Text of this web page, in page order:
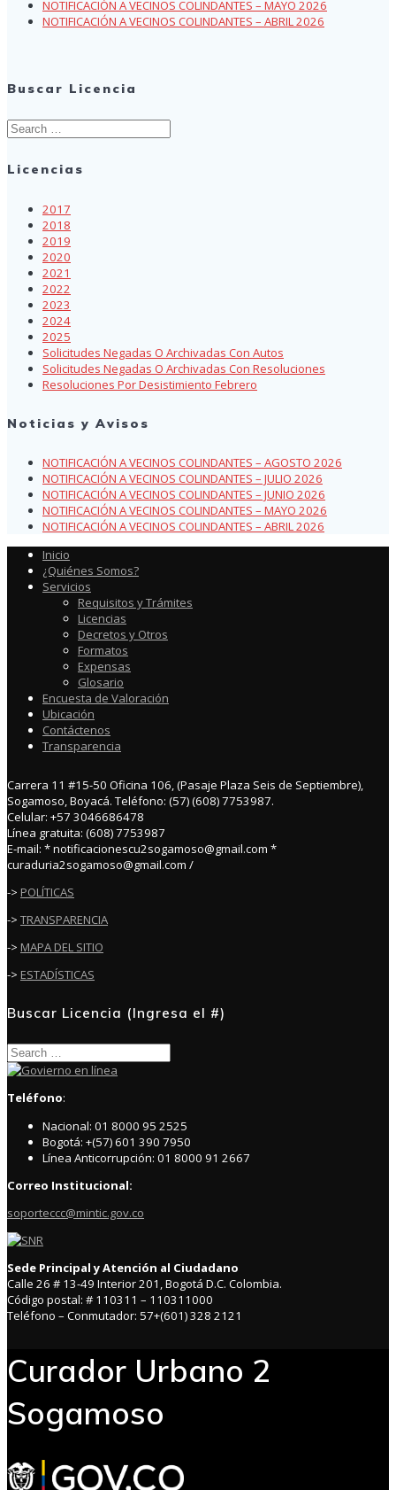
NOTIFICACIÓN A VECINOS COLINDANTES – MAYO 2026
NOTIFICACIÓN A VECINOS COLINDANTES – ABRIL 2026
Buscar Licencia
Search
for:
Licencias
2017
2018
2019
2020
2021
2022
2023
2024
2025
Solicitudes Negadas O Archivadas Con Autos
Solicitudes Negadas O Archivadas Con Resoluciones
Resoluciones Por Desistimiento Febrero
Noticias y Avisos
NOTIFICACIÓN A VECINOS COLINDANTES – AGOSTO 2026
NOTIFICACIÓN A VECINOS COLINDANTES – JULIO 2026
NOTIFICACIÓN A VECINOS COLINDANTES – JUNIO 2026
NOTIFICACIÓN A VECINOS COLINDANTES – MAYO 2026
NOTIFICACIÓN A VECINOS COLINDANTES – ABRIL 2026
Inicio
¿Quiénes Somos?
Servicios
Requisitos y Trámites
Licencias
Decretos y Otros
Formatos
Expensas
Glosario
Encuesta de Valoración
Ubicación
Contáctenos
Transparencia
Carrera 11 #15-50 Oficina 106, (Pasaje Plaza Seis de Septiembre),
Sogamoso, Boyacá. Teléfono: (57) (608) 7753987.
Celular: +57 3046686478
Línea gratuita: (608) 7753987
E-mail: * notificacionescu2sogamoso@gmail.com *
curaduria2sogamoso@gmail.com /
-> POLÍTICAS
-> TRANSPARENCIA
-> MAPA DEL SITIO
-> ESTADÍSTICAS
Buscar Licencia (Ingresa el #)
Search
for:
Teléfono:
Nacional: 01 8000 95 2525
Bogotá: +(57) 601 390 7950
Línea Anticorrupción: 01 8000 91 2667
Correo Institucional:
soporteccc@mintic.gov.co
Sede Principal y Atención al Ciudadano
Calle 26 # 13-49 Interior 201, Bogotá D.C. Colombia.
Código postal: # 110311 – 110311000
Teléfono – Conmutador: 57+(601) 328 2121
Curador Urbano 2
Sogamoso